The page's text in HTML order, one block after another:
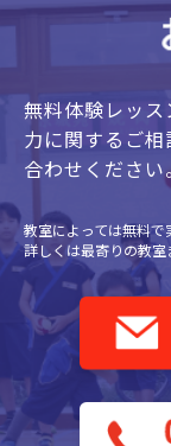
無料体験レッス
力に関するご相
合わせください
教室によっては無料で
詳しくは最寄りの教